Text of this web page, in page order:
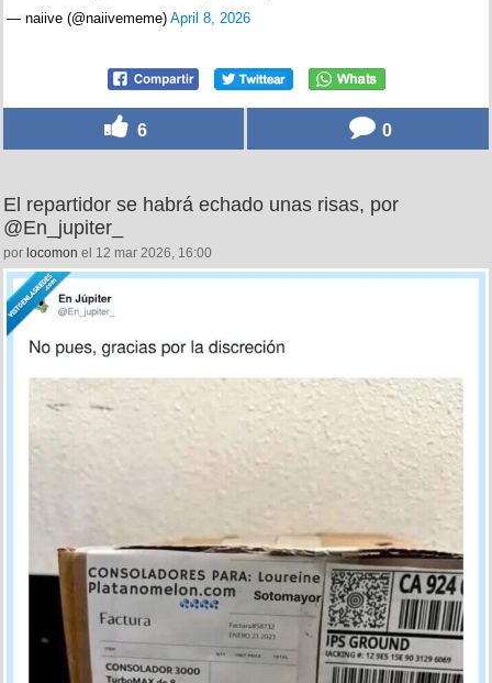
— naiive (@naiivememe) April 8, 2026
6 0
El repartidor se habrá echado unas risas, por
@En_jupiter_
por locomon el 12 mar 2026, 16:00